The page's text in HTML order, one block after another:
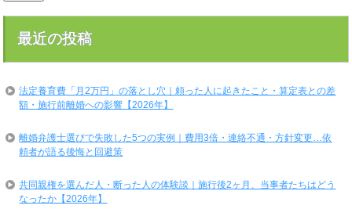
最近の投稿
法定養育費「月2万円」の落とし穴｜頼った人に起きたこと・算定表との差
額・施行前離婚への影響【2026年】
離婚弁護士選びで失敗した5つの実例｜費用3倍・連絡不通・方針変更…依
頼者が語る後悔と回避策
共同親権を選んだ人・断った人の体験談｜施行後2ヶ月、当事者たちはどう
なったか【2026年】